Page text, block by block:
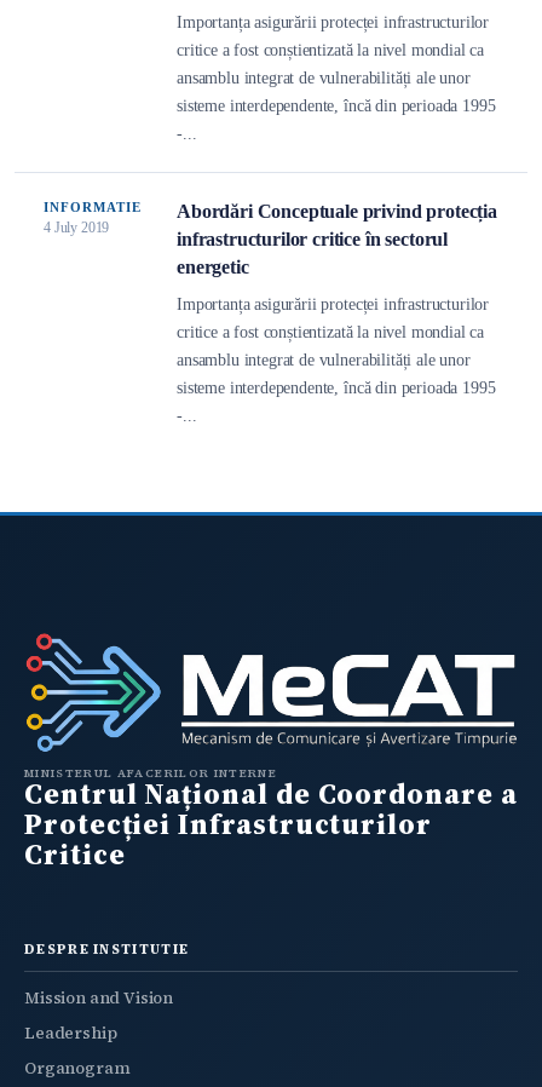
Importanța asigurării protecței infrastructurilor
critice a fost conștientizată la nivel mondial ca
ansamblu integrat de vulnerabilități ale unor
sisteme interdependente, încă din perioada 1995
-...
INFORMATIE
4 July 2019
Abordări Conceptuale privind protecția
infrastructurilor critice în sectorul
energetic
Importanța asigurării protecței infrastructurilor
critice a fost conștientizată la nivel mondial ca
ansamblu integrat de vulnerabilități ale unor
sisteme interdependente, încă din perioada 1995
-...
MINISTERUL AFACERILOR INTERNE
Centrul Național de Coordonare a
Protecției Infrastructurilor
Critice
DESPRE INSTITUTIE
Mission and Vision
Leadership
Organogram